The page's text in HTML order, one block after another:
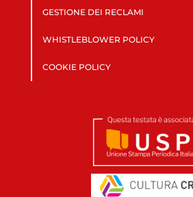
GESTIONE DEI RECLAMI
WHISTLEBLOWER POLICY
COOKIE POLICY